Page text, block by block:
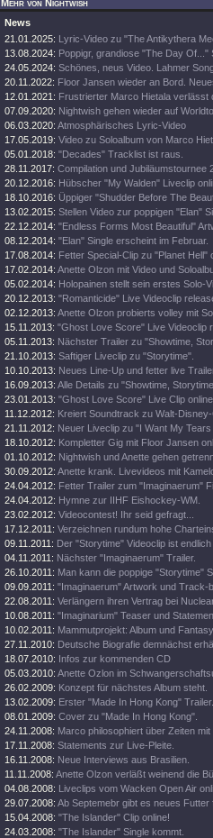
Mehr von Nightwish
News
21.01.2025: Lyric-Video zu "The Antikythera
13.08.2024: Poppigr, grandiose "The Day Of..."
24.05.2024: Schönes, neus Video. Lahmer
20.11.2022: Floor Jansen wieder an Bord.
12.01.2021: Frustrierter Marco Hietala verlässt
07.09.2020: Nightwish gehen wieder auf
06.03.2020: Atmosphärisches Lyric-Video
17.05.2019: Video zu Soloalbum von Marco
05.01.2018: "Decades" Tracklist ist raus.
28.11.2017: Compilation und Jubiläumstournee
20.12.2016: Hübscher "My Walden" Liveclip
18.10.2016: Üppiger "Shudder Before The
13.02.2015: Stellen Video zur poppigen "Elan"
22.12.2014: "Endless Forms Most Beautiful"
08.12.2014: "Elan" Single erscheint im Februar.
17.08.2014: Fetter Special-Clip zu "Planet Hell"
17.02.2014: Anette Olzon mit Video und
05.02.2014: Holopainen stellt sein erstes Solo-
20.12.2013: "Romanticide" Live Videoclip
02.12.2013: Anette Olzon probierts volley mit
15.11.2013: "Ghost Love Score" Live Videoclip
05.11.2013: Nächster Trailer zu "Showtime,
21.10.2013: Saftiger Liveclip zu "Storytime".
10.10.2013: Neues Line-Up und fetter live
16.09.2013: Alle Details zu "Showtime,
23.01.2013: "Ghost Love Score" Live Clip
11.12.2012: Kreiert Soundtrack zu Walt-
21.11.2012: Neuer Liveclip zu "I Want My
18.10.2012: Kompletter Gig mit Floor Jansen
01.10.2012: Nightwish und Anette gehen
30.09.2012: Anette krank. Livevideos mit
24.04.2012: Fetter Trailer zum "Imaginaerum"
24.04.2012: Hymne zur IIHF Eishockey-WM.
23.02.2012: Videocontest! Ihr seid gefragt...
17.12.2011: Verzeichnen rundum hohe
09.11.2011: Der "Storytime" Videoclip ist endlich
04.11.2011: Nächster "Imaginaerum" Trailer.
26.10.2011: Man kann die poppige "Storytime"
09.09.2011: "Imaginaerum" Artwork und Track-
22.08.2011: Verlängern ihren Vertrag bei
10.08.2011: "Imaginarium" Teaser und
10.02.2011: Mammutprojekt: Album und
27.11.2010: Deutsche Biografie demnächst
18.07.2010: Infos zur kommenden CD
05.03.2010: Anette Ozlon im
26.02.2009: Konzept für nächstes Album steht.
13.02.2009: Erster "Made In Hong Kong" Trailer.
08.01.2009: Cover zu "Made In Hong Kong".
24.11.2008: Marco philosophiert über Zeiten mit
17.11.2008: Statements zur Live-Pleite.
16.11.2008: Neue Interviews aus Brasilien.
11.11.2008: Anette Olzon verläßt weinend die
04.08.2008: Liveclips vom Wacken Open Air
29.07.2008: Ab Septemebr gibt es neues Futter
15.04.2008: "The Islander" Clip online!
24.03.2008: "The Islander" Single kommt.